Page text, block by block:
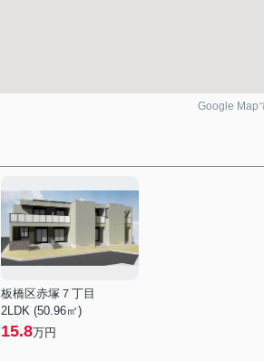
Google Map
板橋区赤塚７丁目
2LDK (50.96㎡)
15.8万円